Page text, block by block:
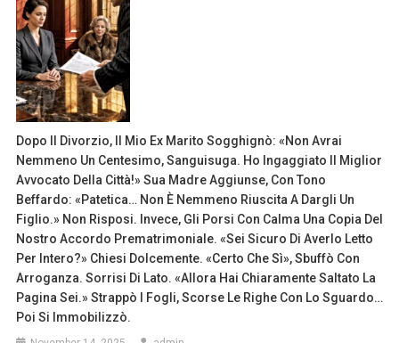
Dopo Il Divorzio, Il Mio Ex Marito Sogghignò: «Non Avrai
Nemmeno Un Centesimo, Sanguisuga. Ho Ingaggiato Il Miglior
Avvocato Della Città!» Sua Madre Aggiunse, Con Tono
Beffardo: «Patetica… Non È Nemmeno Riuscita A Dargli Un
Figlio.» Non Risposi. Invece, Gli Porsi Con Calma Una Copia Del
Nostro Accordo Prematrimoniale. «Sei Sicuro Di Averlo Letto
Per Intero?» Chiesi Dolcemente. «Certo Che Sì», Sbuffò Con
Arroganza. Sorrisi Di Lato. «Allora Hai Chiaramente Saltato La
Pagina Sei.» Strappò I Fogli, Scorse Le Righe Con Lo Sguardo…
Poi Si Immobilizzò.